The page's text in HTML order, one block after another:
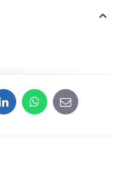
LinkedInWhatsApp
E-
mail